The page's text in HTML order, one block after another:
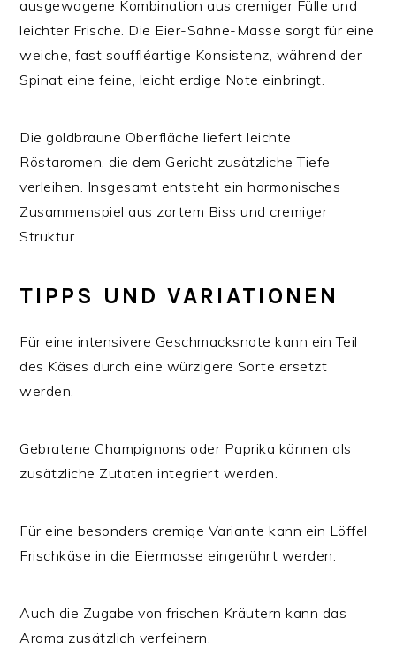
ausgewogene Kombination aus cremiger Fülle und
leichter Frische. Die Eier-Sahne-Masse sorgt für eine
weiche, fast souffléartige Konsistenz, während der
Spinat eine feine, leicht erdige Note einbringt.
Die goldbraune Oberfläche liefert leichte
Röstaromen, die dem Gericht zusätzliche Tiefe
verleihen. Insgesamt entsteht ein harmonisches
Zusammenspiel aus zartem Biss und cremiger
Struktur.
TIPPS UND VARIATIONEN
Für eine intensivere Geschmacksnote kann ein Teil
des Käses durch eine würzigere Sorte ersetzt
werden.
Gebratene Champignons oder Paprika können als
zusätzliche Zutaten integriert werden.
Für eine besonders cremige Variante kann ein Löffel
Frischkäse in die Eiermasse eingerührt werden.
Auch die Zugabe von frischen Kräutern kann das
Aroma zusätzlich verfeinern.